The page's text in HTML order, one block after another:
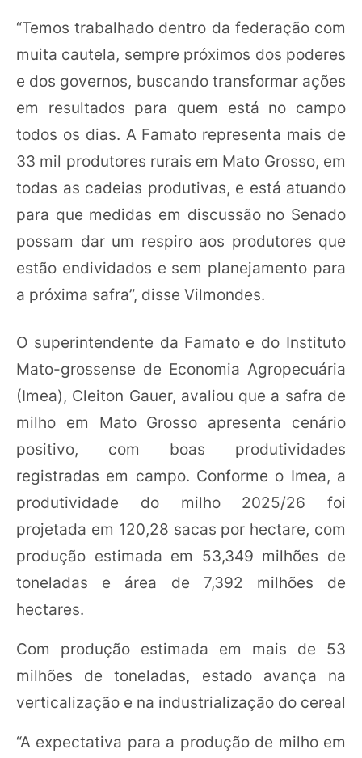
“Temos trabalhado dentro da federação com
muita cautela, sempre próximos dos poderes
e dos governos, buscando transformar ações
em resultados para quem está no campo
todos os dias. A Famato representa mais de
33 mil produtores rurais em Mato Grosso, em
todas as cadeias produtivas, e está atuando
para que medidas em discussão no Senado
possam dar um respiro aos produtores que
estão endividados e sem planejamento para
a próxima safra”, disse Vilmondes.
O superintendente da Famato e do Instituto
Mato-grossense de Economia Agropecuária
(Imea), Cleiton Gauer, avaliou que a safra de
milho em Mato Grosso apresenta cenário
positivo, com boas produtividades
registradas em campo. Conforme o Imea, a
produtividade do milho 2025/26 foi
projetada em 120,28 sacas por hectare, com
produção estimada em 53,349 milhões de
toneladas e área de 7,392 milhões de
hectares.
Com produção estimada em mais de 53
milhões de toneladas, estado avança na
verticalização e na industrialização do cereal
“A expectativa para a produção de milho em